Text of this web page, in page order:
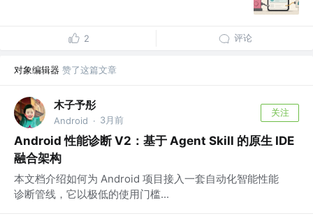
2 评论
对象编辑器 赞了这篇文章
木子予彤
Android · 3月前
关注
Android 性能诊断 V2：基于 Agent Skill 的原生 IDE
融合架构
本文档介绍如何为 Android 项目接入一套自动化智能性能
诊断管线，它以极低的使用门槛...